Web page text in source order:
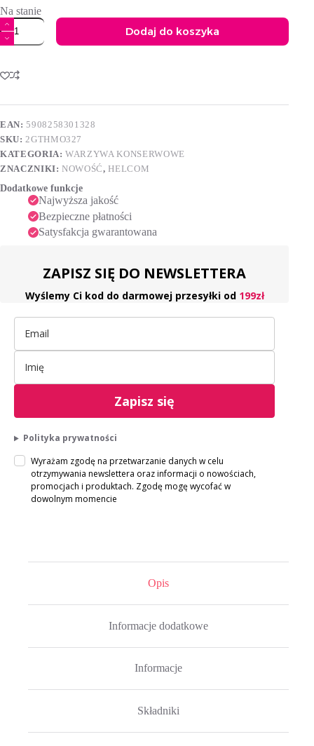
Na stanie
ilość
Helcom
Mix
w
oleju
Dodaj do koszyka
t
r
a
t
i
v
:
EAN:5908258301328
SKU: 2GTHMO327
KATEGORIA:WARZYWA KONSERWOWE
ZNACZNIKI:NOWOŚĆ,HELCOM
Dodatkowe funkcje
Najwyższa jakość
Bezpieczne płatności
Satysfakcja gwarantowana
ZAPISZ SIĘ DO NEWSLETTERA
Wyślemy Ci kod do darmowej przesyłki od 199zł
Zapisz się
Polityka prywatności
Wyrażam zgodę na przetwarzanie danych w celu
otrzymywania newslettera oraz informacji o nowościach,
promocjach i produktach. Zgodę mogę wycofać w
dowolnym momencie
Opis
Informacje dodatkowe
Informacje
Składniki